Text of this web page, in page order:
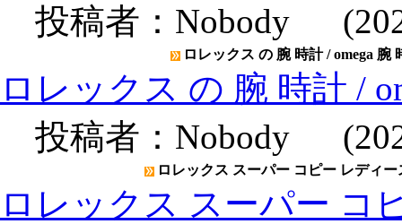
投稿者： Nobody
ロレックス の 腕 時計 / omega 腕
ロレックス の 腕 時計 /
投稿者： Nobody
ロレックス スーパー コピー レディ
ロレックス スーパー コ